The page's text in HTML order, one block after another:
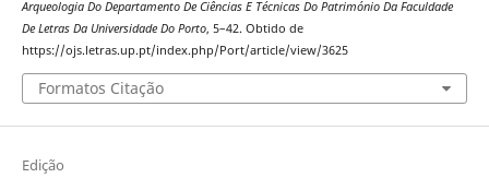
Arqueologia Do Departamento De Ciências E Técnicas Do Património Da Faculdade
De Letras Da Universidade Do Porto, 5–42. Obtido de
https://ojs.letras.up.pt/index.php/Port/article/view/3625
Formatos Citação
Edição